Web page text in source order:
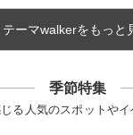
テーマwalkerをもっと
季節特集
る人気のスポットや